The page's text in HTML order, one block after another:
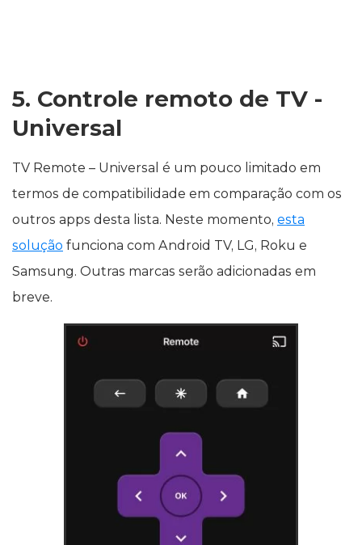
5. Controle remoto de TV -
Universal
TV Remote – Universal é um pouco limitado em
termos de compatibilidade em comparação com os
outros apps desta lista. Neste momento, esta
solução funciona com Android TV, LG, Roku e
Samsung. Outras marcas serão adicionadas em
breve.